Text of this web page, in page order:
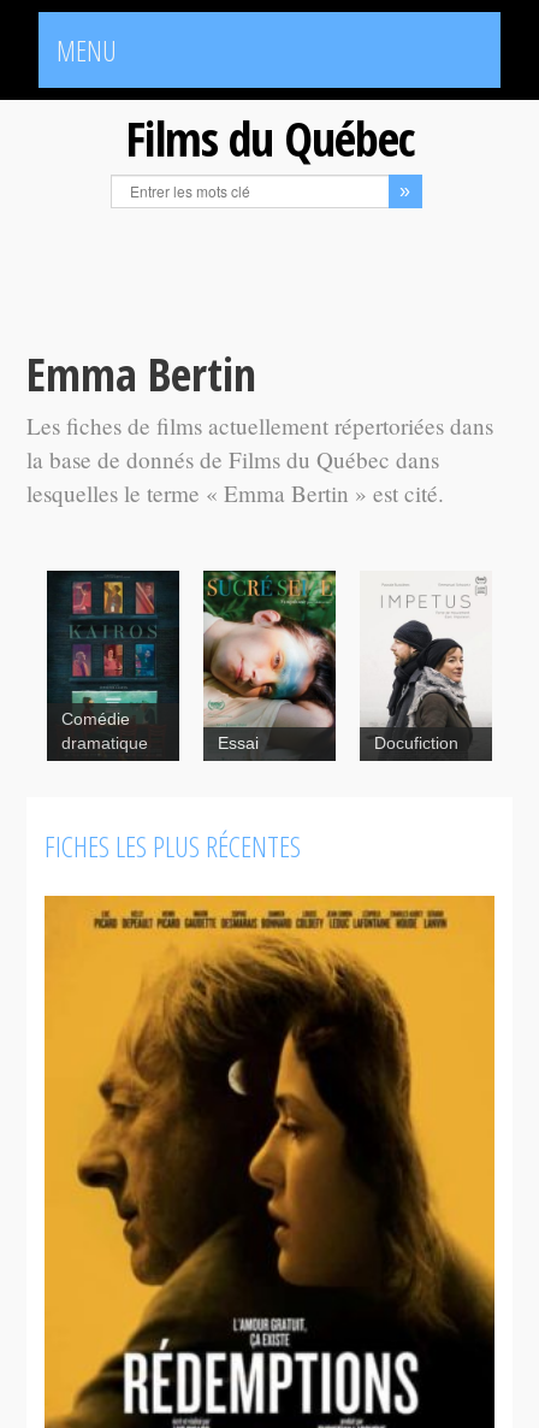
MENU
Films du Québec
Emma Bertin
Les fiches de films actuellement répertoriées dans
la base de donnés de Films du Québec dans
lesquelles le terme « Emma Bertin » est cité.
Comédie
dramatique
Essai Docufiction
FICHES LES PLUS RÉCENTES